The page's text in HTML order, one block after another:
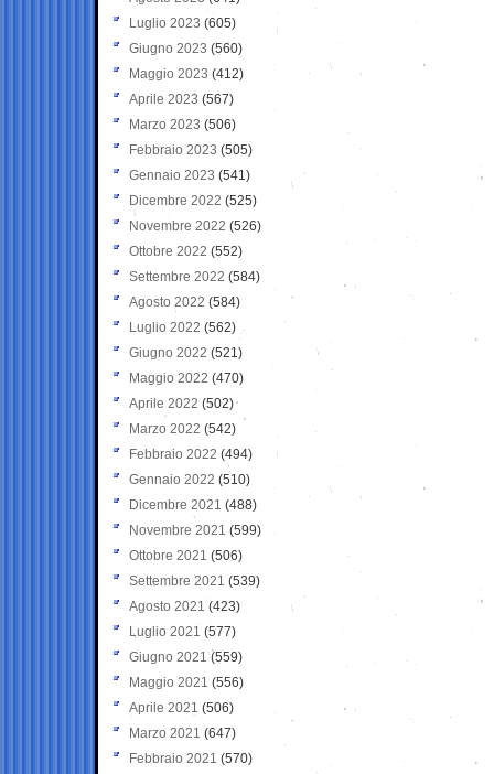
Luglio 2023 (605)
Giugno 2023 (560)
Maggio 2023 (412)
Aprile 2023 (567)
Marzo 2023 (506)
Febbraio 2023 (505)
Gennaio 2023 (541)
Dicembre 2022 (525)
Novembre 2022 (526)
Ottobre 2022 (552)
Settembre 2022 (584)
Agosto 2022 (584)
Luglio 2022 (562)
Giugno 2022 (521)
Maggio 2022 (470)
Aprile 2022 (502)
Marzo 2022 (542)
Febbraio 2022 (494)
Gennaio 2022 (510)
Dicembre 2021 (488)
Novembre 2021 (599)
Ottobre 2021 (506)
Settembre 2021 (539)
Agosto 2021 (423)
Luglio 2021 (577)
Giugno 2021(559)
Maggio 2021 (556)
Aprile 2021 (506)
Marzo 2021 (647)
Febbraio 2021 (570)